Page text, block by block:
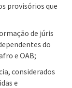
provisórios que
de júris
do
e OAB;
considerados
e